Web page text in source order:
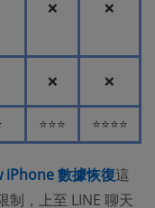
❌ ❌
❌ ❌
⭐⭐⭐ ⭐⭐⭐⭐
iPhone 數據恢復這
制，上至 LINE 聊天